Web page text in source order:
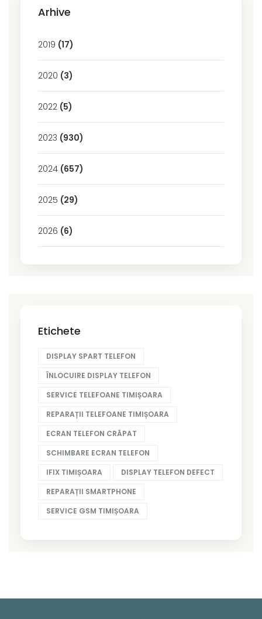
Arhive
2019 (17)
2020 (3)
2022 (5)
2023 (930)
2024 (657)
2025 (29)
2026 (6)
Etichete
DISPLAY SPART TELEFON
ÎNLOCUIRE DISPLAY TELEFON
SERVICE TELEFOANE TIMIȘOARA
REPARAȚII TELEFOANE TIMIȘOARA
ECRAN TELEFON CRĂPAT
SCHIMBARE ECRAN TELEFON
IFIX TIMIȘOARA
DISPLAY TELEFON DEFECT
REPARAȚII SMARTPHONE
SERVICE GSM TIMIȘOARA